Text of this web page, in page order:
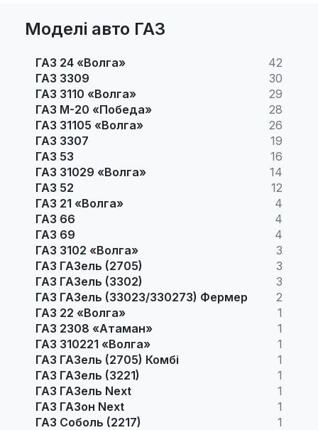
Моделі авто ГАЗ
ГАЗ 24 «Волга»
42
ГАЗ 3309
30
ГАЗ 3110 «Волга»
29
ГАЗ М-20 «Победа»
28
ГАЗ 31105 «Волга»
26
ГАЗ 3307
19
ГАЗ 53
16
ГАЗ 31029 «Волга»
14
ГАЗ 52
12
ГАЗ 21 «Волга»
4
ГАЗ 66
4
ГАЗ 69
4
ГАЗ 3102 «Волга»
3
ГАЗ ГАЗель (2705)
3
ГАЗ ГАЗель (3302)
3
ГАЗ ГАЗель (33023/330273) Фермер
2
ГАЗ 22 «Волга»
1
ГАЗ 2308 «Атаман»
1
ГАЗ 310221 «Волга»
1
ГАЗ ГАЗель (2705) Комбі
1
ГАЗ ГАЗель (3221)
1
ГАЗ ГАЗель Next
1
ГАЗ ГАЗон Next
1
ГАЗ Соболь (2217)
1